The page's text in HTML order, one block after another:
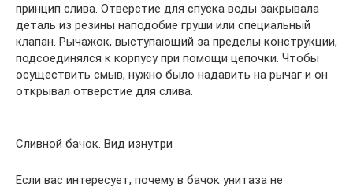
принцип слива. Отверстие для спуска воды закрывала
деталь из резины наподобие груши или специальный
клапан. Рычажок, выступающий за пределы конструкции,
подсоединялся к корпусу при помощи цепочки. Чтобы
осуществить смыв, нужно было надавить на рычаг и он
открывал отверстие для слива.
Сливной бачок. Вид изнутри
Если вас интересует, почему в бачок унитаза не